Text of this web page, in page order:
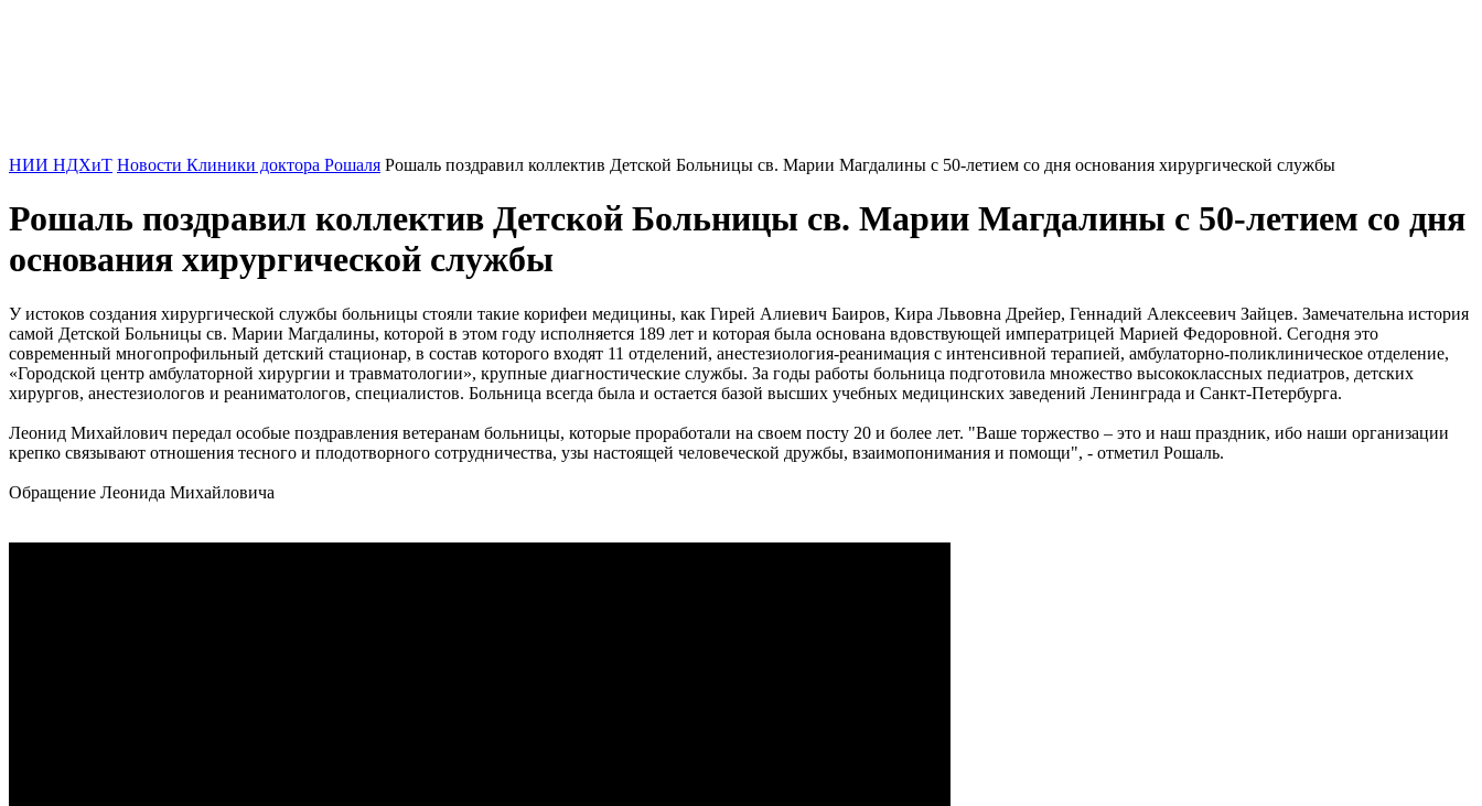
НИИ НДХиТ Новости Клиники доктора Рошаля Рошаль поздравил коллектив Детской Больницы св. Марии Магдалины с 50-летием со дня основания хирургической службы
Рошаль поздравил коллектив Детской Больницы св. Марии Магдалины с 50-летием со дня
основания хирургической службы
У истоков создания хирургической службы больницы стояли такие корифеи медицины, как Гирей Алиевич Баиров, Кира Львовна Дрейер, Геннадий Алексеевич Зайцев. Замечательна история
самой Детской Больницы св. Марии Магдалины, которой в этом году исполняется 189 лет и которая была основана вдовствующей императрицей Марией Федоровной. Сегодня это
современный многопрофильный детский стационар, в состав которого входят 11 отделений, анестезиология-реанимация с интенсивной терапией, амбулаторно-поликлиническое отделение,
«Городской центр амбулаторной хирургии и травматологии», крупные диагностические службы. За годы работы больница подготовила множество высококлассных педиатров, детских
хирургов, анестезиологов и реаниматологов, специалистов. Больница всегда была и остается базой высших учебных медицинских заведений Ленинграда и Санкт-Петербурга.
Леонид Михайлович передал особые поздравления ветеранам больницы, которые проработали на своем посту 20 и более лет. "Ваше торжество – это и наш праздник, ибо наши организации
крепко связывают отношения тесного и плодотворного сотрудничества, узы настоящей человеческой дружбы, взаимопонимания и помощи", - отметил Рошаль.
Обращение Леонида Михайловича